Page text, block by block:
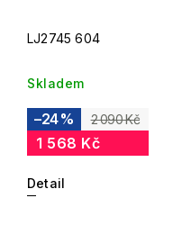
LJ2745 604
Skladem
2 090 Kč
–24 %
1 568 Kč
Detail